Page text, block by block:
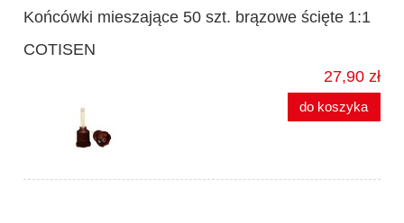
Końcówki mieszające 50 szt. brązowe ścięte 1:1
COTISEN
27,90 zł
do koszyka